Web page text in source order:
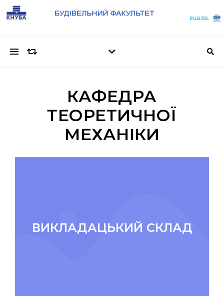
КАФЕДРА
ТЕОРЕТИЧНОЇ
МЕХАНІКИ
ВИКЛАДАЦЬКИЙ СКЛАД